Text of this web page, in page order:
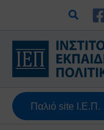
περιεχόμενο
Παλιό site Ι.Ε.Π.